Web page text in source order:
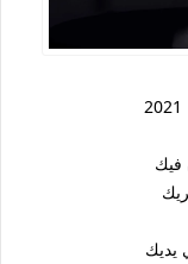
يديك